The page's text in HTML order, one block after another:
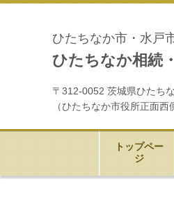
ひたちなか市・水戸
ひたちなか相続
〒312-0052 茨城県ひた
（ひたちなか市役所正面西
トップペー
ジ